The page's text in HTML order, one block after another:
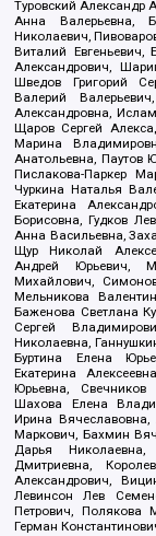
Туровский Александр
Анна Валерьевна,
Николаевич,
Виталий
Александрович,
Шведов Григорий
Валерий
Александровна,
Щаров Сергей
Марина
Анатольевна, Паутов
Пислакова-Паркер
Чуркина Наталья
Екатерина
Борисовна, Гудков
Анна Васильевна,
Щур Николай
Андрей Юрьевич,
Михайлович,
Мельникова
Баженова Светлана
Сергей
Николаевна,
Буртина Елена
Екатерина
Юрьевна,
Шахова Елена
Ирина Вячеславовна,
Маркович, Бахмин
Дарья
Дмитриевна,
Александрович,
Левинсон Лев
Петрович, Полякова
Герман